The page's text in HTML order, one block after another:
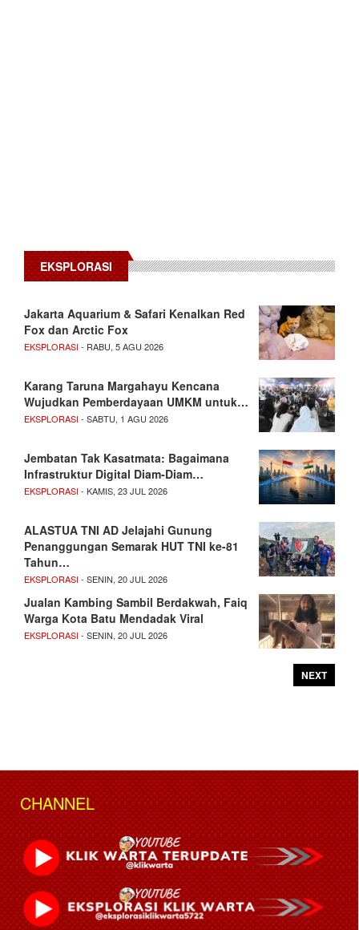
EKSPLORASI
Jakarta Aquarium & Safari Kenalkan Red
Fox dan Arctic Fox
EKSPLORASI- RABU, 5 AGU 2026
Karang Taruna Margahayu Kencana
Wujudkan Pemberdayaan UMKM untuk…
EKSPLORASI- SABTU, 1 AGU 2026
Jembatan Tak Kasatmata: Bagaimana
Infrastruktur Digital Diam-Diam…
EKSPLORASI- KAMIS, 23 JUL 2026
ALASTUA TNI AD Jelajahi Gunung
Penanggungan Semarak HUT TNI ke-81
Tahun…
EKSPLORASI- SENIN, 20 JUL 2026
Jualan Kambing Sambil Berdakwah, Faiq
Warga Kota Batu Mendadak Viral
EKSPLORASI- SENIN, 20 JUL 2026
NEXT
CHANNEL